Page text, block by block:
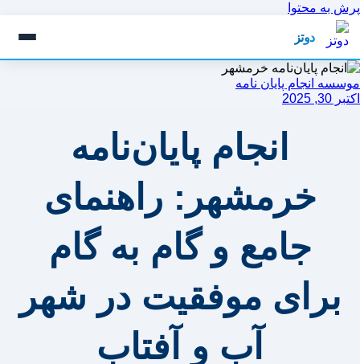
پرش به محتوا
دوتز
موسسه انجام پایان نامه
اکتبر 30, 2025
انجام پایان‌نامه
خرمشهر: راهنمای
جامع و گام به گام
برای موفقیت در شهر
آب و آفتاب